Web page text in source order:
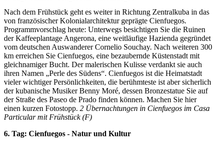
Nach dem Frühstück geht es weiter in Richtung Zentralkuba in das
von französischer Kolonialarchitektur geprägte Cienfuegos.
Programmvorschlag heute: Unterwegs besichtigen Sie die Ruinen
der Kaffeeplantage Angerona, eine weitläufige Hazienda gegründet
vom deutschen Auswanderer Cornelio Souchay. Nach weiteren 300
km erreichen Sie Cienfuegos, eine bezaubernde Küstenstadt mit
gleichnamiger Bucht. Der malerischen Kulisse verdankt sie auch
ihren Namen „Perle des Südens“. Cienfuegos ist die Heimatstadt
vieler wichtiger Persönlichkeiten, die berühmteste ist aber sicherlich
der kubanische Musiker Benny Moré, dessen Bronzestatue Sie auf
der Straße des Paseo de Prado finden können. Machen Sie hier
einen kurzen Fotostopp. 2 Übernachtungen in Cienfuegos im Casa
Particular mit Frühstück (F)
6. Tag: Cienfuegos - Natur und Kultur